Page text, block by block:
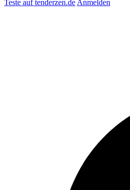
Teste auf tenderzen.de Anmelden